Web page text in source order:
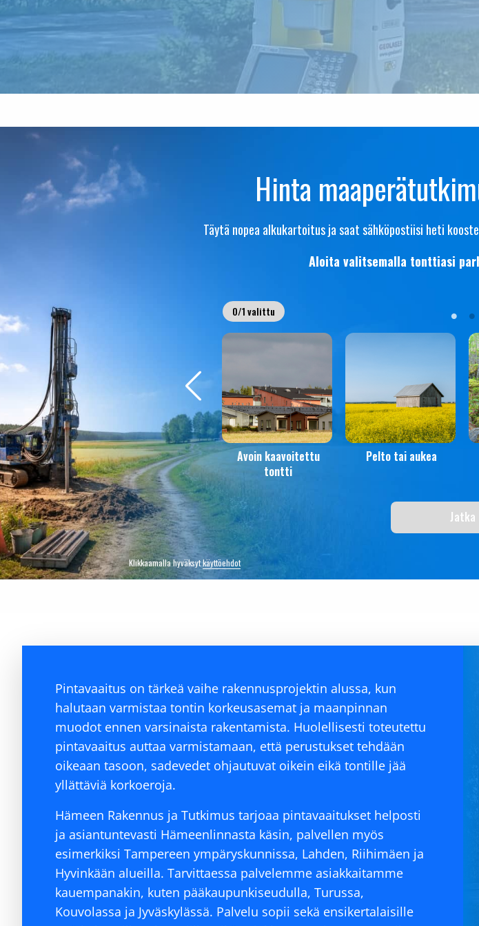
Pintavaaitus on tärkeä vaihe rakennusprojektin alussa, kun
halutaan varmistaa tontin korkeusasemat ja maanpinnan
muodot ennen varsinaista rakentamista. Huolellisesti toteutettu
pintavaaitus auttaa varmistamaan, että perustukset tehdään
oikeaan tasoon, sadevedet ohjautuvat oikein eikä tontille jää
yllättäviä korkoeroja.
Hämeen Rakennus ja Tutkimus tarjoaa pintavaaitukset helposti
ja asiantuntevasti Hämeenlinnasta käsin, palvellen myös
esimerkiksi Tampereen ympäryskunnissa, Lahden, Riihimäen ja
Hyvinkään alueilla. Tarvittaessa palvelemme asiakkaitamme
kauempanakin, kuten pääkaupunkiseudulla, Turussa,
Kouvolassa ja Jyväskylässä. Palvelu sopii sekä ensikertalaisille